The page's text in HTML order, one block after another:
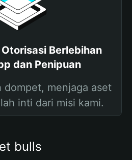
Berlebihan
dan Penipuan
dompet, menjaga aset
inti dari misi kami.
bulls